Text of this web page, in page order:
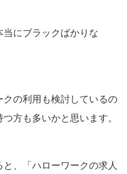
当にブラックばかりな
の利用も検討しているの
方も多いかと思います。
、「ハローワークの求人